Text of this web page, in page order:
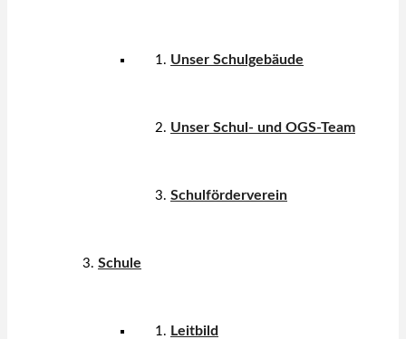
Unser Schulgebäude
Unser Schul- und OGS-Team
Schulförderverein
Schule
Leitbild